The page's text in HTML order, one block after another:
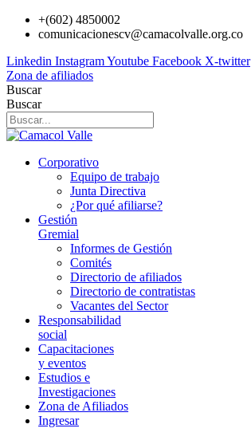
+(602) 4850002
comunicacionescv@camacolvalle.org.co
Linkedin InstagramYoutube Facebook X-twitter
Zona de afiliados
Buscar
Buscar
Corporativo
Equipo de trabajo
Junta Directiva
¿Por qué afiliarse?
Gestión
Gremial
Informes de Gestión
Comités
Directorio de afiliados
Directorio de contratistas
Vacantes del Sector
Responsabilidad
social
Capacitaciones
y eventos
Estudios e
Investigaciones
Zona de Afiliados
Ingresar